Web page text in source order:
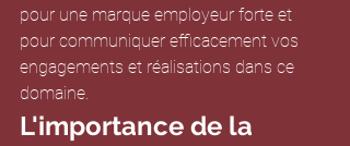
pour une marque employeur forte et
pour communiquer efficacement vos
engagements et réalisations dans ce
domaine.
L'importance de la